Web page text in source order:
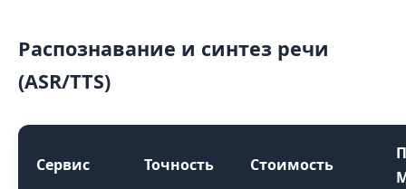
Распознавание и синтез речи
(ASR/TTS)
Сервис Точность Стоимость